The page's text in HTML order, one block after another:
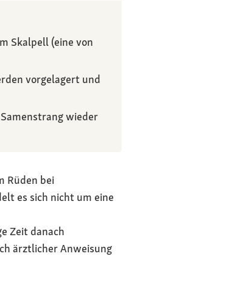
Skalpell (eine von
vorgelagert und
wieder
Rüden bei
es sich nicht um eine
Zeit danach
ärztlicher Anweisung